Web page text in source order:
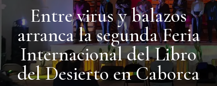
Entre virus y balazos
arranca la segunda Feria
Internacional del Libro
del Desierto en Caborca